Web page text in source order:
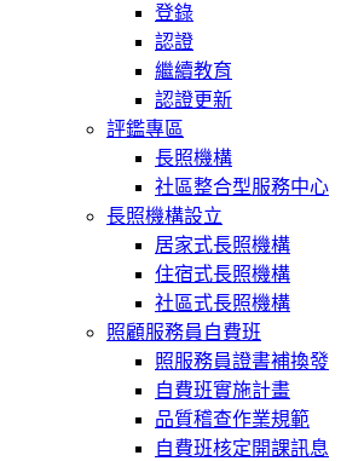
登錄
認證
繼續教育
認證更新
評鑑專區
長照機構
社區整合型服務中心
長照機構設立
居家式長照機構
住宿式長照機構
社區式長照機構
照顧服務員自費班
照服務員證書補換發
自費班實施計畫
品質稽查作業規範
自費班核定開課訊息